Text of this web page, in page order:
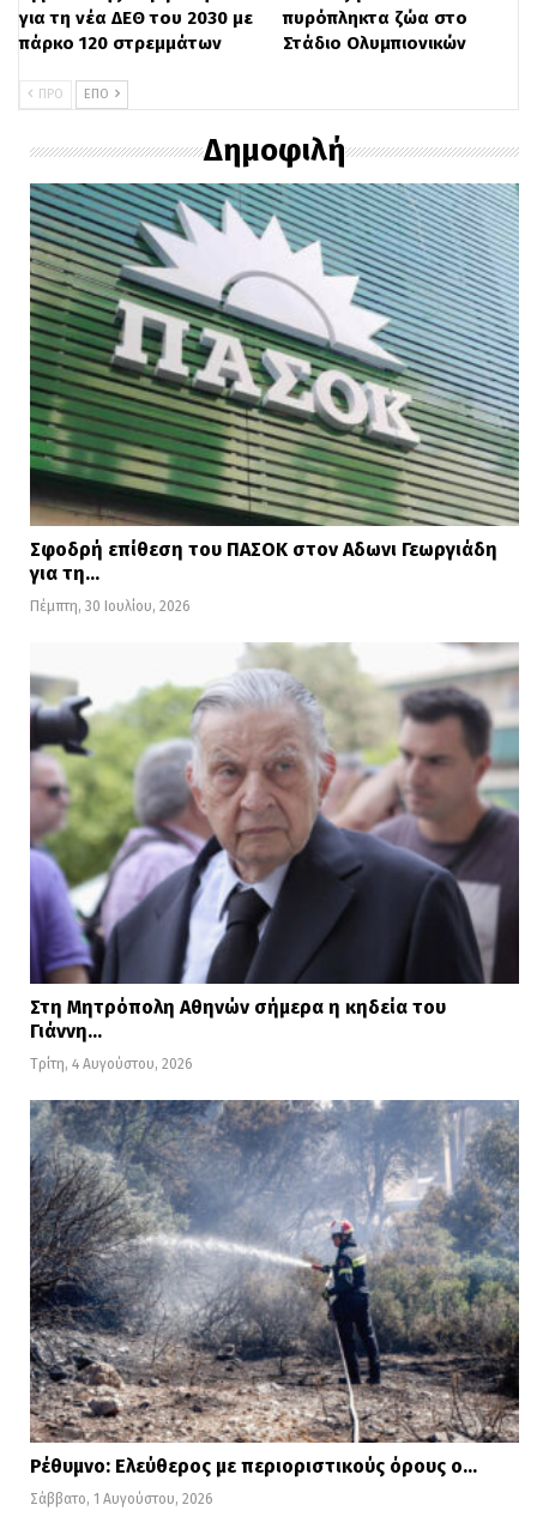
για τη νέα ΔΕΘ του 2030 με
πάρκο 120 στρεμμάτων
πυρόπληκτα ζώα στο
Στάδιο Ολυμπιονικών
ΠΡΟ ΕΠΌ
Δημοφιλή
Σφοδρή επίθεση του ΠΑΣΟΚ στον Αδωνι Γεωργιάδη
για τη…
Πέμπτη, 30 Ιουλίου, 2026
Στη Μητρόπολη Αθηνών σήμερα η κηδεία του
Γιάννη…
Τρίτη, 4 Αυγούστου, 2026
Ρέθυμνο: Ελεύθερος με περιοριστικούς όρους ο…
Σάββατο, 1 Αυγούστου, 2026